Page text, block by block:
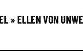
» ELLEN VON